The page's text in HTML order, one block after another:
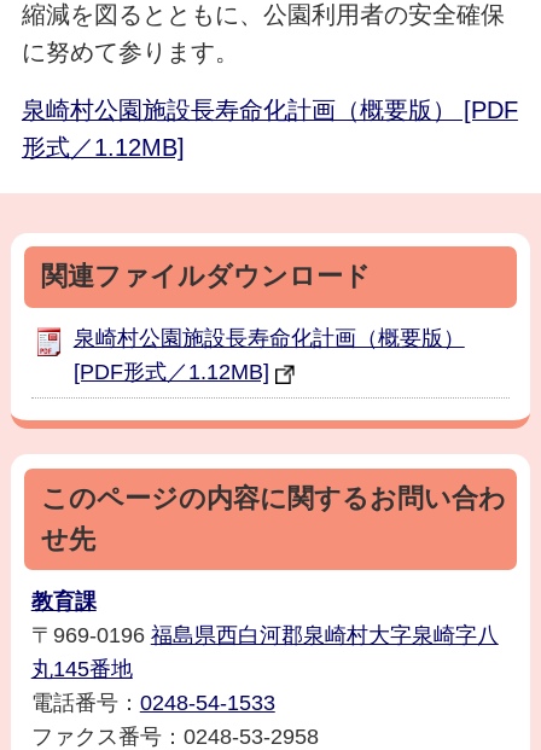
縮減を図るとともに、公園利用者の安全確保
に努めて参ります。
泉崎村公園施設長寿命化計画（概要版） [PDF
形式／1.12MB]
関連ファイルダウンロード
泉崎村公園施設長寿命化計画（概要版）
[PDF形式／1.12MB]
このページの内容に関するお問い合わ
せ先
教育課
〒969-0196 福島県西白河郡泉崎村大字泉崎字八
丸145番地
電話番号： 0248-54-1533
ファクス番号：0248-53-2958